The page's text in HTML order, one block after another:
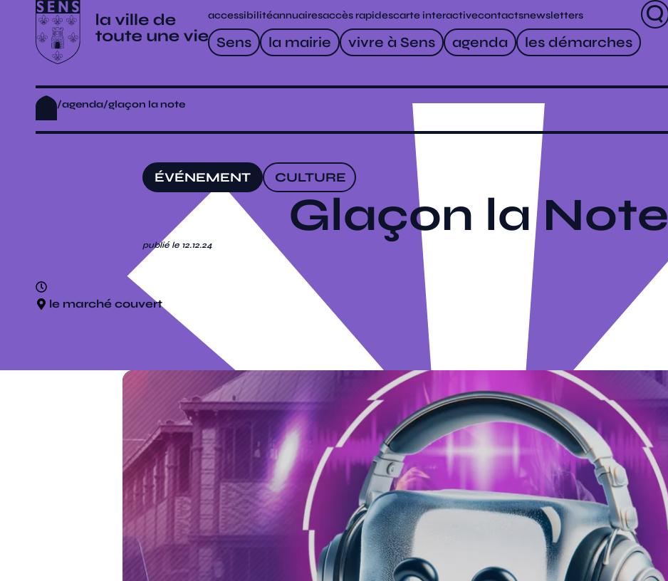
Sens la mairie vivre à Sens agenda les démarches
accessibilitéannuairesaccès rapidescarte interactivecontactsnewsletters
/agenda/glaçon la note
ÉVÉNEMENT CULTURE
Glaçon la Note
publié le 12.12.24
21.12.24
le marché couvert